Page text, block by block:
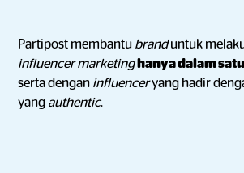
Partipost membantu branduntuk
influencer marketing hanya dalam
serta dengan influenceryang hadir
yang authentic.